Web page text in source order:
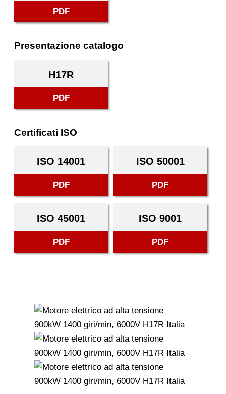
PDF
Presentazione catalogo
H17R
PDF
Certificati ISO
ISO 14001
PDF
ISO 50001
PDF
ISO 45001
PDF
ISO 9001
PDF